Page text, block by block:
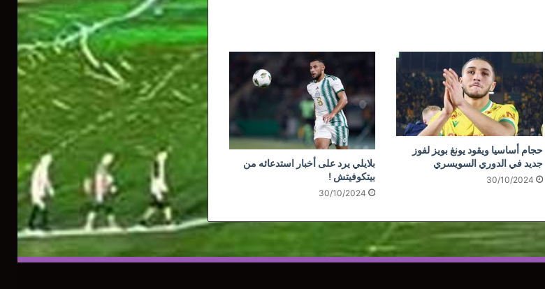
حجام أساسيا ويقود يونغ بويز لفوز
جديد في الدوري السويسري
30/10/2024
بلايلي يرد على أخبار استدعائه من
بيتكوفيتش !
30/10/2024